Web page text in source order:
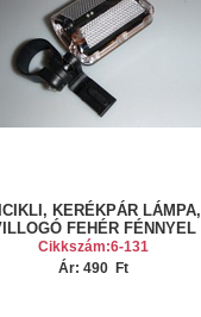
KERÉKPÁR LÁMPA,
FEHÉR FÉNNYEL
Cikkszám:6-131
Ár: 490 Ft